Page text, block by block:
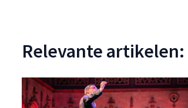
Relevante artikelen: